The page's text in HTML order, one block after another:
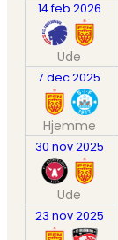
14 feb 2026
Ude
7 dec 2025
Hjemme
30 nov 2025
Ude
23 nov 2025